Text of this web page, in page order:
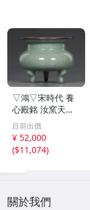
▽鴻▽宋時代 養
心殿銘 汝窯天青
釉包銀口鬲式炉
共箱 時代物 中国
古美術 骨董品
目前出價
¥ 52,000
($11,074)
關於我們